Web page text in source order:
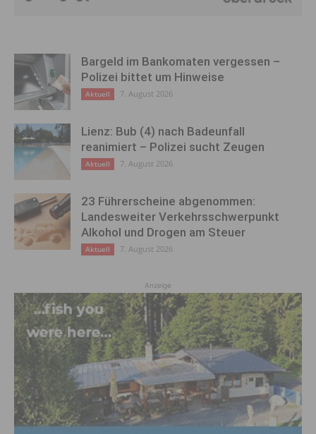
Bargeld im Bankomaten vergessen –
Polizei bittet um Hinweise
Aktuell 7. August 2026
Lienz: Bub (4) nach Badeunfall
reanimiert – Polizei sucht Zeugen
Aktuell 7. August 2026
23 Führerscheine abgenommen:
Landesweiter Verkehrsschwerpunkt
Alkohol und Drogen am Steuer
Aktuell 7. August 2026
Anzeige